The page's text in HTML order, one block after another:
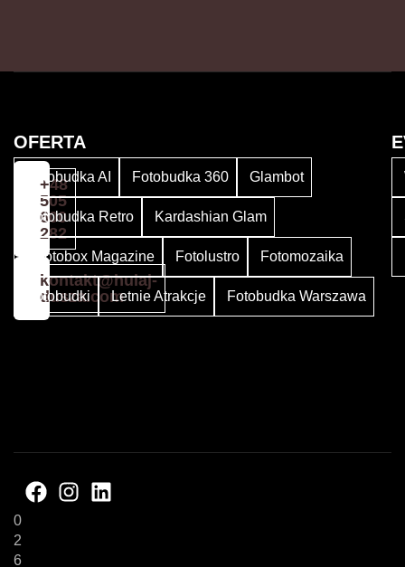
+48
505
600
282
kontakt@hulaj-
dusza.com
OFERTA
Fotobudka AI Fotobudka 360 Glambot
Fotobudka Retro Kardashian Glam
Photobox Magazine Fotolustro Fotomozaika
Fotobudki Letnie Atrakcje Fotobudka Warszawa
0
2
6